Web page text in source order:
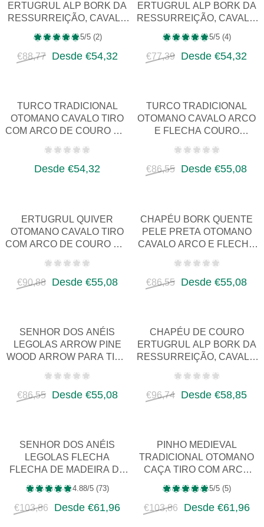
ERTUGRUL ALP BORK DA
RESSURREIÇÃO, CAVALO
FLECHA, FANTASI…
5/5 (2)
€88,77 Desde €54,32
ERTUGRUL ALP BORK DA
RESSURREIÇÃO, CAVALO
FLECHA, FANTASI…
5/5 (4)
€77,39 Desde €54,32
TURCO TRADICIONAL
OTOMANO CAVALO TIRO
COM ARCO DE COURO HIP
TIRKES M…
Desde €54,32
TURCO TRADICIONAL
OTOMANO CAVALO ARCO
E FLECHA COURO
ÁGUIA MOTIVO C…
€86,55
Desde €55,08
ERTUGRUL QUIVER
OTOMANO CAVALO TIRO
COM ARCO DE COURO HIP
QUIVER, FAN…
€90,88
Desde €55,08
CHAPÉU BORK QUENTE
PELE PRETA OTOMANO
CAVALO ARCO E FLECHA
FANTASIA MEDIE…
€86,55
Desde €55,08
SENHOR DOS ANÉIS
LEGOLAS ARROW PINE
WOOD ARROW PARA TIRO
DESIGN LARA…
€86,55
Desde €55,08
CHAPÉU DE COURO
ERTUGRUL ALP BORK DA
RESSURREIÇÃO, CAVALO
FLECHA, FANTASI…
€96,74
Desde €58,85
SENHOR DOS ANÉIS
LEGOLAS FLECHA
FLECHA DE MADEIRA DE
PARA TIRO COM ARCO
4.88/5 (73)
€103,86 Desde €61,96
PINHO MEDIEVAL
TRADICIONAL OTOMANO
CAÇA TIRO COM ARCO
LONGBOW RECURVO AT…
5/5 (5)
€103,86 Desde €61,96